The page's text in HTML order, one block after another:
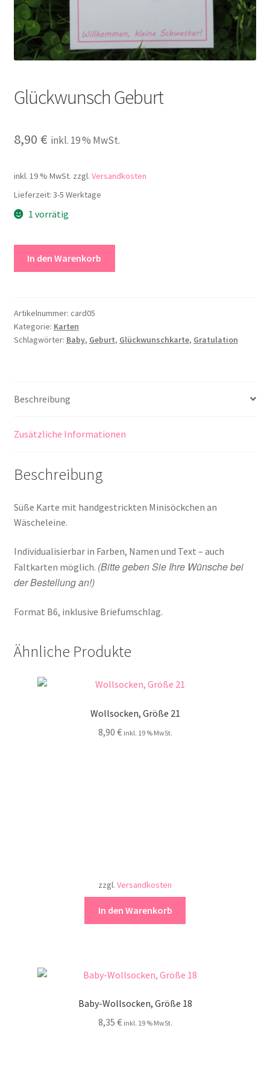
Kontakt
Glückwunsch Geburt
8,90 € inkl. 19 % MwSt.
inkl. 19 % MwSt. zzgl. Versandkosten
Lieferzeit: 3-5 Werktage
1 vorrätig
In den Warenkorb
Artikelnummer: card05
Kategorie: Karten
Schlagwörter: Baby, Geburt, Glückwunschkarte, Gratulation
Beschreibung
Zusätzliche Informationen
Beschreibung
Süße Karte mit handgestrickten Minisöckchen an
Wäscheleine.
Individualisierbar in Farben, Namen und Text – auch
Faltkarten möglich. (Bitte geben Sie Ihre Wünsche bei
der Bestellung an!)
Format B6, inklusive Briefumschlag.
Ähnliche Produkte
Wollsocken, Größe 21
8,90 € inkl. 19 % MwSt.
zzgl. Versandkosten
In den Warenkorb
Baby-Wollsocken, Größe 18
8,35 € inkl. 19 % MwSt.